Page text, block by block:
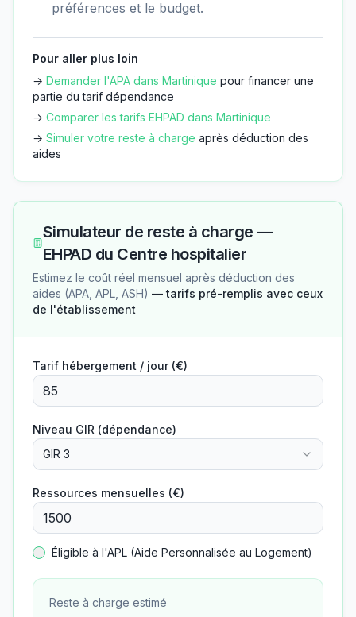
préférences et le budget.
Pour aller plus loin
→ Demander l'APA dans Martinique pour financer une
partie du tarif dépendance
→ Comparer les tarifs EHPAD dans Martinique
→ Simuler votre reste à charge après déduction des
aides
Simulateur de reste à charge —
EHPAD du Centre hospitalier
Estimez le coût réel mensuel après déduction des
aides (APA, APL, ASH) — tarifs pré-remplis avec ceux
de l'établissement
Tarif hébergement / jour (€)
Niveau GIR (dépendance)
GIR 3
Ressources mensuelles (€)
Éligible à l'APL (Aide Personnalisée au Logement)
Reste à charge estimé